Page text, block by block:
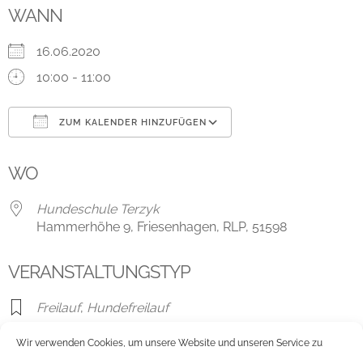
Wir verwenden Cookies, um unsere Website und unseren Service zu
WANN
16.06.2020
10:00 - 11:00
ZUM KALENDER HINZUFÜGEN
WO
Hundeschule Terzyk
Hammerhöhe 9, Friesenhagen, RLP, 51598
VERANSTALTUNGSTYP
Freilauf, Hundefreilauf